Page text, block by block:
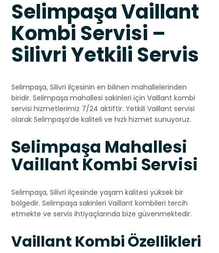
Selimpaşa Vaillant
Kombi Servisi –
Silivri Yetkili Servis
Selimpaşa, Silivri ilçesinin en bilinen mahallelerinden
biridir. Selimpaşa mahallesi sakinleri için Vaillant kombi
servisi hizmetlerimiz 7/24 aktiftir. Yetkili Vaillant servisi
olarak Selimpaşa’de kaliteli ve hızlı hizmet sunuyoruz.
Selimpaşa Mahallesi
Vaillant Kombi Servisi
Selimpaşa, Silivri ilçesinde yaşam kalitesi yüksek bir
bölgedir. Selimpaşa sakinleri Vaillant kombileri tercih
etmekte ve servis ihtiyaçlarında bize güvenmektedir.
Vaillant Kombi Özellikleri